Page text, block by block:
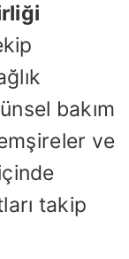
bakım
ve
takip